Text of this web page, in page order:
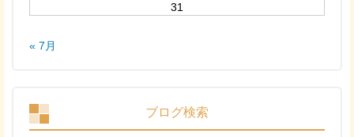
31
« 7月
ブログ検索